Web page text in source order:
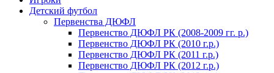
Детский футбол
Первенства ДЮФЛ
Первенство ДЮФЛ РК (2008-2009 гг. р.)
Первенство ДЮФЛ РК (2010 г.р.)
Первенство ДЮФЛ РК (2011 г.р.)
Первенство ДЮФЛ РК (2012 г.р.)